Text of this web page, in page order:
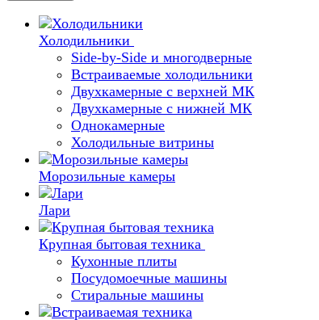
Холодильники
Side-by-Side и многодверные
Встраиваемые холодильники
Двухкамерные с верхней МК
Двухкамерные с нижней МК
Однокамерные
Холодильные витрины
Морозильные камеры
Лари
Крупная бытовая техника
Кухонные плиты
Посудомоечные машины
Стиральные машины